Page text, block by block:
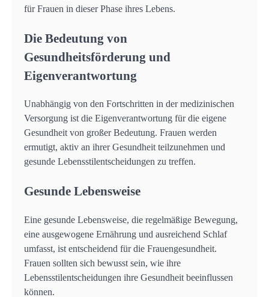
für Frauen in dieser Phase ihres Lebens.
Die Bedeutung von
Gesundheitsförderung und
Eigenverantwortung
Unabhängig von den Fortschritten in der medizinischen
Versorgung ist die Eigenverantwortung für die eigene
Gesundheit von großer Bedeutung. Frauen werden
ermutigt, aktiv an ihrer Gesundheit teilzunehmen und
gesunde Lebensstilentscheidungen zu treffen.
Gesunde Lebensweise
Eine gesunde Lebensweise, die regelmäßige Bewegung,
eine ausgewogene Ernährung und ausreichend Schlaf
umfasst, ist entscheidend für die Frauengesundheit.
Frauen sollten sich bewusst sein, wie ihre
Lebensstilentscheidungen ihre Gesundheit beeinflussen
können.